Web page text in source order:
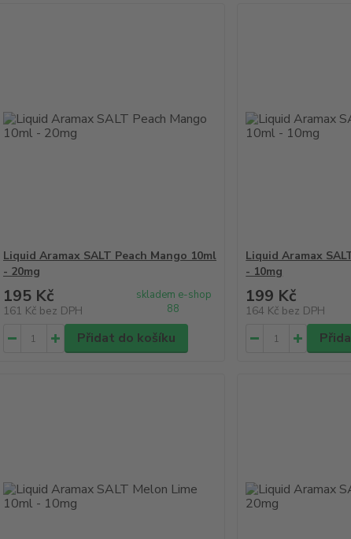
Liquid Aramax SALT Peach Mango 10ml
- 20mg
195 Kč
161 Kč bez DPH
skladem e-shop
88
Přidat do košíku
Liquid Aramax
- 10mg
199 Kč
164 Kč bez DPH